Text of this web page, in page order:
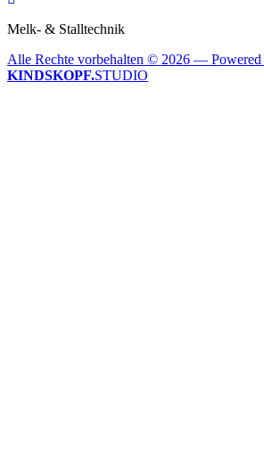
Melk- & Stalltechnik
Alle Rechte vorbehalten © 2026 — Powered
KINDSKOPF.STUDIO